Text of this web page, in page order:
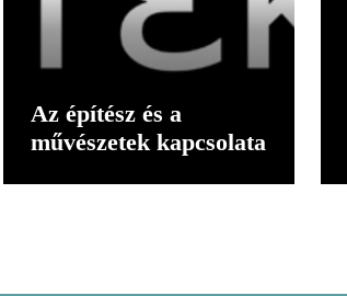
Az építész és a
művészetek kapcsolata